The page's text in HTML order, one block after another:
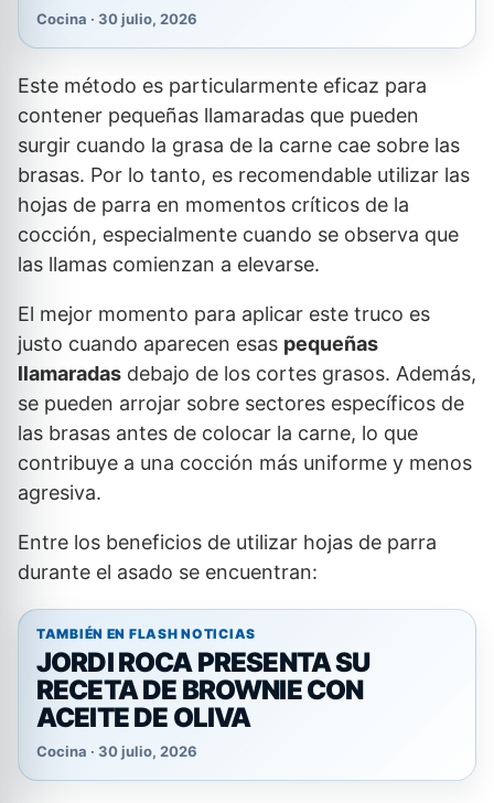
Cocina · 30 julio, 2026
Este método es particularmente eficaz para
contener pequeñas llamaradas que pueden
surgir cuando la grasa de la carne cae sobre las
brasas. Por lo tanto, es recomendable utilizar las
hojas de parra en momentos críticos de la
cocción, especialmente cuando se observa que
las llamas comienzan a elevarse.
El mejor momento para aplicar este truco es
justo cuando aparecen esas pequeñas
llamaradas debajo de los cortes grasos. Además,
se pueden arrojar sobre sectores específicos de
las brasas antes de colocar la carne, lo que
contribuye a una cocción más uniforme y menos
agresiva.
Entre los beneficios de utilizar hojas de parra
durante el asado se encuentran:
TAMBIÉN EN FLASH NOTICIAS
JORDI ROCA PRESENTA SU
RECETA DE BROWNIE CON
ACEITE DE OLIVA
Cocina · 30 julio, 2026